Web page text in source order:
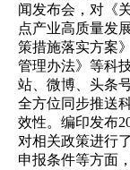
闻发布会，对《
点产业高质量发
策措施落实方案
管理办法》等科
站、微博、头条
全方位同步推送
效性。编印发布
对相关政策进行
申报条件等方面